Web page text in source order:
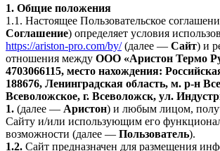
1. Общие положения
1.1. Настоящее Пользовательское
Соглашение) определяет условия
https://ariston-pro.com/by/(далее — Сайт) и
отношения между ООО «Аристон Термо
4703066115, место нахождения:
188676, Ленинградская область, м. р-н
Всеволожское, г. Всеволожск, ул.
1. (далее — Аристон) и любым лицом,
Сайту и/или использующим его
возможности (далее — Пользователь).
1.2. Сайт предназначен для размещения